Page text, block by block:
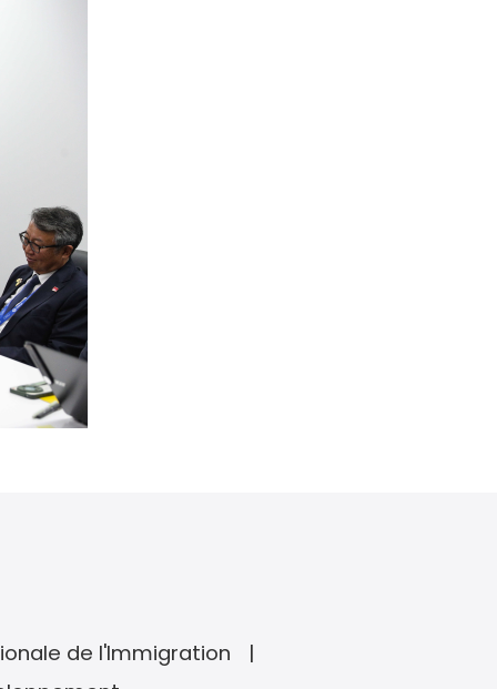
de l'Immigration